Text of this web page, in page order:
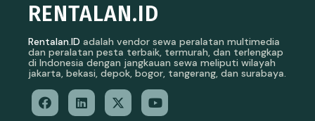
RENTALAN.ID
Rentalan.ID adalah vendor sewa peralatan multimedia
dan peralatan pesta terbaik, termurah, dan terlengkap
di Indonesia dengan jangkauan sewa meliputi wilayah
jakarta, bekasi, depok, bogor, tangerang, dan surabaya.